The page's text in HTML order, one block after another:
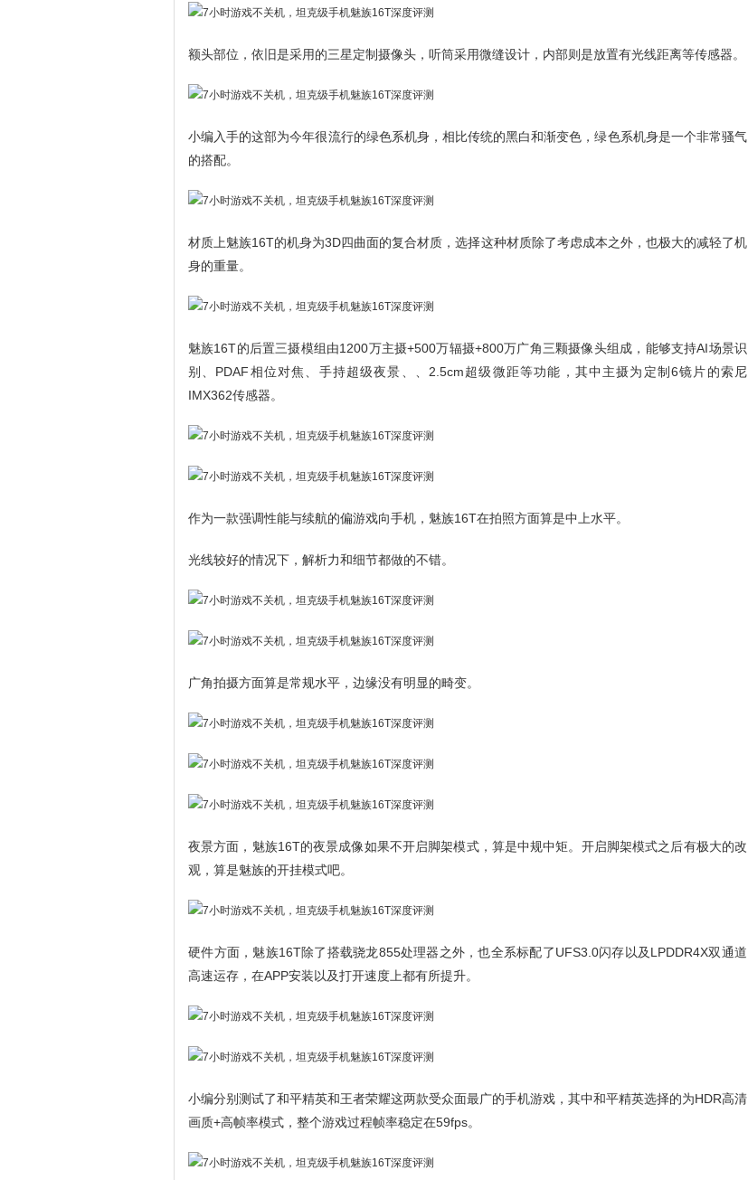
额头部位，依旧是采用的三星定制摄像头，听筒采用微缝设计，内部则是放置有光线距离等传感器。
小编入手的这部为今年很流行的绿色系机身，相比传统的黑白和渐变色，绿色系机身是一个非常骚气
的搭配。
材质上魅族16T的机身为3D四曲面的复合材质，选择这种材质除了考虑成本之外，也极大的减轻了机
身的重量。
魅族16T的后置三摄模组由1200万主摄+500万辐摄+800万广角三颗摄像头组成，能够支持AI场景识
别、PDAF相位对焦、手持超级夜景、、2.5cm超级微距等功能，其中主摄为定制6镜片的索尼
IMX362传感器。
作为一款强调性能与续航的偏游戏向手机，魅族16T在拍照方面算是中上水平。
光线较好的情况下，解析力和细节都做的不错。
广角拍摄方面算是常规水平，边缘没有明显的畸变。
夜景方面，魅族16T的夜景成像如果不开启脚架模式，算是中规中矩。开启脚架模式之后有极大的改
观，算是魅族的开挂模式吧。
硬件方面，魅族16T除了搭载骁龙855处理器之外，也全系标配了UFS3.0闪存以及LPDDR4X双通道
高速运存，在APP安装以及打开速度上都有所提升。
小编分别测试了和平精英和王者荣耀这两款受众面最广的手机游戏，其中和平精英选择的为HDR高清
画质+高帧率模式，整个游戏过程帧率稳定在59fps。